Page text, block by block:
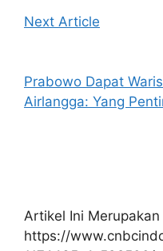
Next Article
Prabowo Dapat
Airlangga: Yang
Artikel Ini Merupakan
https://